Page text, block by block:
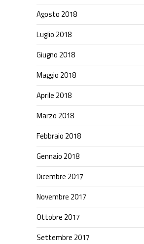
Agosto 2018
Luglio 2018
Giugno 2018
Maggio 2018
Aprile 2018
Marzo 2018
Febbraio 2018
Gennaio 2018
Dicembre 2017
Novembre 2017
Ottobre 2017
Settembre 2017